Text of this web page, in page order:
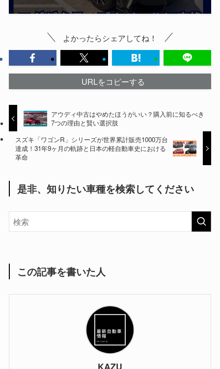
よかったらシェアしてね！
URLをコピーする
アウディ中古はやめたほうがいい？購入前に知るべき
7つの理由と賢い選択肢
スズキ「ワゴンR」シリーズが世界累計販売1000万台
達成！31年9ヶ月の軌跡と日本の軽自動車史における
革命
是非、知りたい車種を検索してください
この記事を書いた人
KAZU